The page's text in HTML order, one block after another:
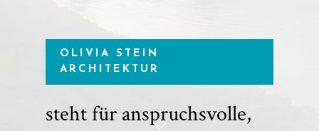
OLIVIA STEIN
ARCHITEKTUR
steht für anspruchsvolle,